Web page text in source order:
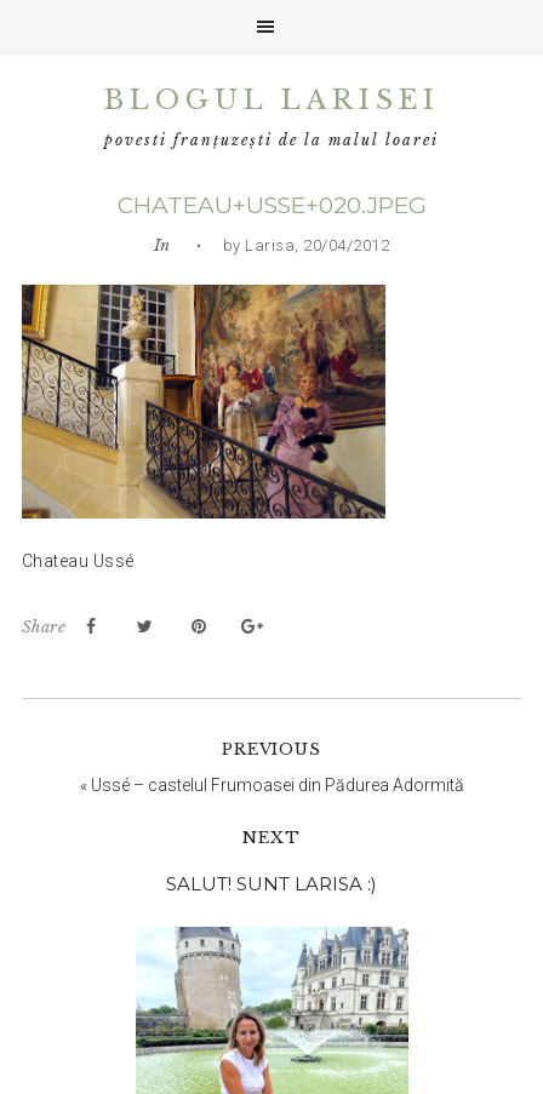
BLOGUL LARISEI
povesti franțuzești de la malul loarei
CHATEAU+USSE+020.JPEG
In • by Larisa, 20/04/2012
Chateau Ussé
Share
PREVIOUS
« Ussé – castelul Frumoasei din Pădurea Adormită
NEXT
principală
SALUT! SUNT LARISA :)